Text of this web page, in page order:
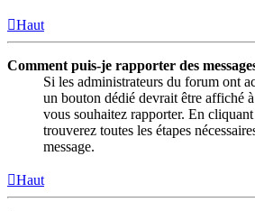
Haut
Comment puis-je rapporter des
Si les administrateurs du forum ont
un bouton dédié devrait être affiché
vous souhaitez rapporter. En
trouverez toutes les étapes
message.
Haut